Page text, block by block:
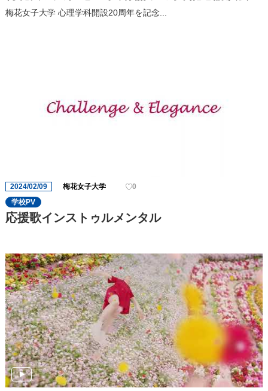
梅花女子大学 心理学科開設20周年を記念...
2024/02/09 梅花女子大学
0
学校PV
応援歌インストゥルメンタル